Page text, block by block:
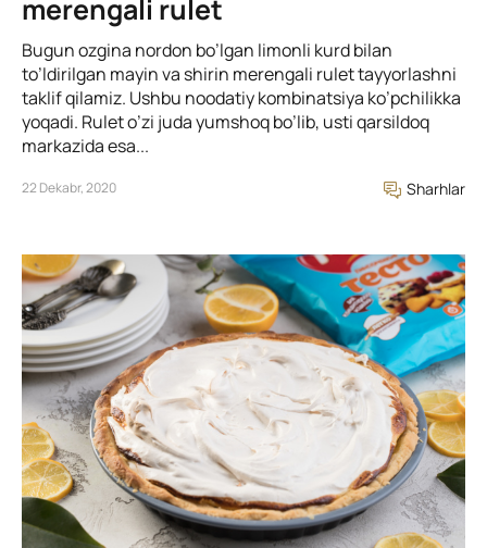
merengali rulet
Bugun ozgina nordon bo’lgan limonli kurd bilan
to’ldirilgan mayin va shirin merengali rulet tayyorlashni
taklif qilamiz. Ushbu noodatiy kombinatsiya ko’pchilikka
yoqadi. Rulet o’zi juda yumshoq bo’lib, usti qarsildoq
markazida esa...
22 Dekabr, 2020 Sharhlar